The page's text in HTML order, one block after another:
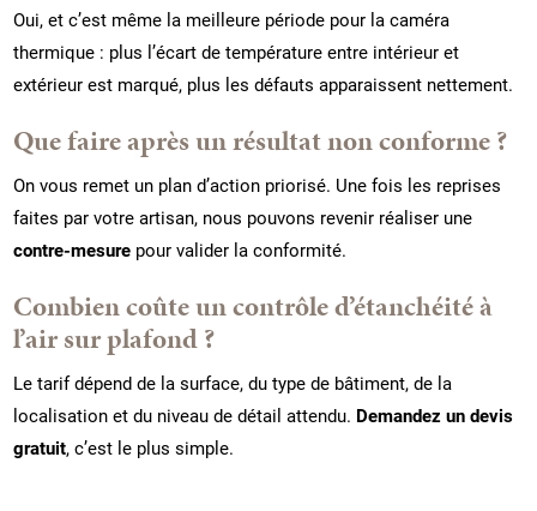
Oui, et c’est même la meilleure période pour la caméra
thermique : plus l’écart de température entre intérieur et
extérieur est marqué, plus les défauts apparaissent nettement.
Que faire après un résultat non conforme ?
On vous remet un plan d’action priorisé. Une fois les reprises
faites par votre artisan, nous pouvons revenir réaliser une
contre-mesure pour valider la conformité.
Combien coûte un contrôle d’étanchéité à
l’air sur plafond ?
Le tarif dépend de la surface, du type de bâtiment, de la
localisation et du niveau de détail attendu. Demandez un devis
gratuit, c’est le plus simple.